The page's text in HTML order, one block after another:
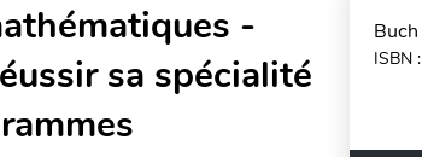
-
sa spécialité
Buch
ISBN :